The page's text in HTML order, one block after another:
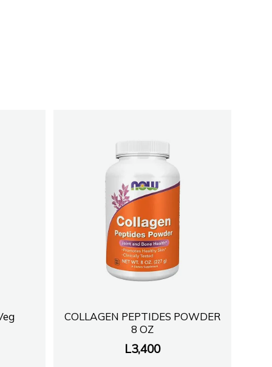
COLLAGEN PEPTIDES POWDER
8 OZ
L3,400